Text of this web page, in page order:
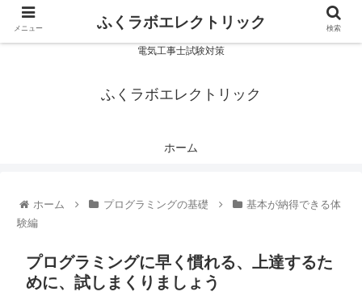
電気工事士試験対策
ふくラボエレクトリック
ホーム
ホーム プログラミングの基礎
基本が納得できる体
験編
プログラミングに早く慣れる、上達するた
めに、試しまくりましょう
メニュー ふくラボエレクトリック 検索